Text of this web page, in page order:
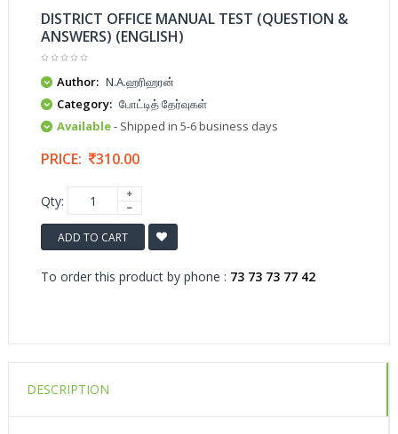
DISTRICT OFFICE MANUAL TEST (QUESTION &
ANSWERS) (ENGLISH)
Author: N.A.ஹரிஹரன்
Category: போட்டித் தேர்வுகள்
Available- Shipped in 5-6 business days
PRICE: 310.00
Qty:
ADD TO CART
To order this product by phone : 73 73 73 77 42
DESCRIPTION